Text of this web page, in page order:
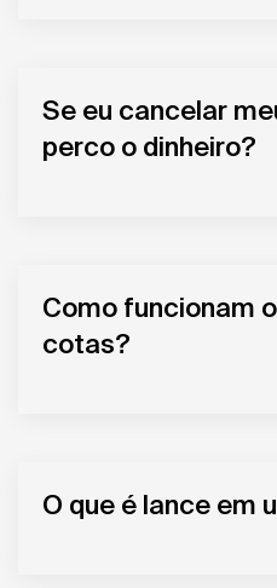
Se eu cancelar
perco o dinheiro?
Como funcionam
cotas?
O que é lance em